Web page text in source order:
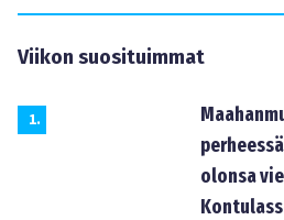
Viikon suosituimmat
1.
olonsa